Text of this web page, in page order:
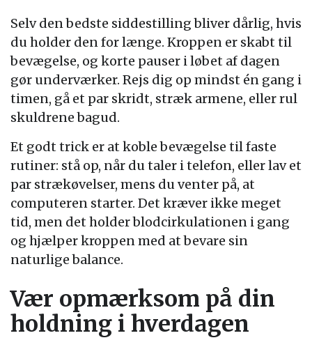
Selv den bedste siddestilling bliver dårlig, hvis
du holder den for længe. Kroppen er skabt til
bevægelse, og korte pauser i løbet af dagen
gør underværker. Rejs dig op mindst én gang i
timen, gå et par skridt, stræk armene, eller rul
skuldrene bagud.
Et godt trick er at koble bevægelse til faste
rutiner: stå op, når du taler i telefon, eller lav et
par strækøvelser, mens du venter på, at
computeren starter. Det kræver ikke meget
tid, men det holder blodcirkulationen i gang
og hjælper kroppen med at bevare sin
naturlige balance.
Vær opmærksom på din
holdning i hverdagen